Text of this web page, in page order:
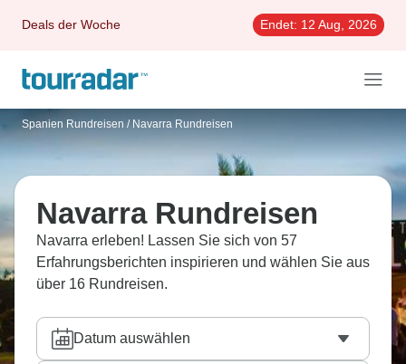
Deals der Woche Endet: 12 Aug, 2026
Spanien Rundreisen / Navarra Rundreisen
Navarra Rundreisen
Navarra erleben! Lassen Sie sich von 57
Erfahrungsberichten inspirieren und wählen Sie aus
über 16 Rundreisen.
Datum auswählen